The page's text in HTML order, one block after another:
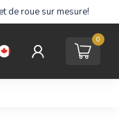
de roue sur mesure!
0